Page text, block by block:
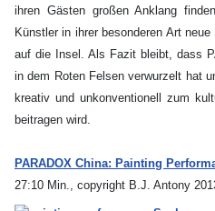
ihren Gästen großen Anklang
Künstler in ihrer besonderen Art
auf die Insel. Als Fazit bleibt, dass
in dem Roten Felsen verwurzelt hat
kreativ und unkonventionell zum
beitragen wird.
PARADOX China: Painting
27:10 Min., copyright B.J. Antony